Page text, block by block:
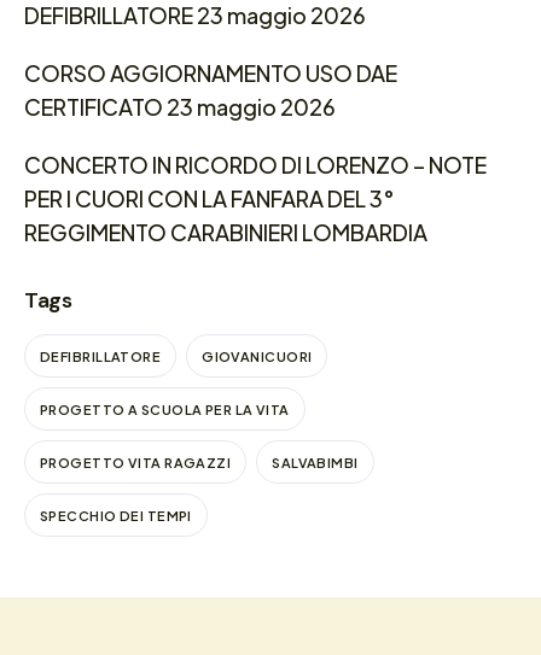
DEFIBRILLATORE 23 maggio 2026
CORSO AGGIORNAMENTO USO DAE
CERTIFICATO 23 maggio 2026
CONCERTO IN RICORDO DI LORENZO – NOTE
PER I CUORI CON LA FANFARA DEL 3°
REGGIMENTO CARABINIERI LOMBARDIA
Tags
DEFIBRILLATORE GIOVANICUORI
PROGETTO A SCUOLA PER LA VITA
PROGETTO VITA RAGAZZI SALVABIMBI
SPECCHIO DEI TEMPI